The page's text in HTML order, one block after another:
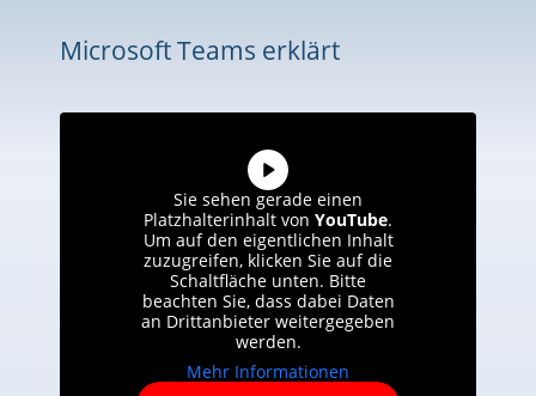
Microsoft Teams erklärt
Sie sehen gerade einen
Platzhalterinhalt von YouTube.
Um auf den eigentlichen Inhalt
zuzugreifen, klicken Sie auf die
Schaltfläche unten. Bitte
beachten Sie, dass dabei Daten
an Drittanbieter weitergegeben
werden.
Mehr Informationen